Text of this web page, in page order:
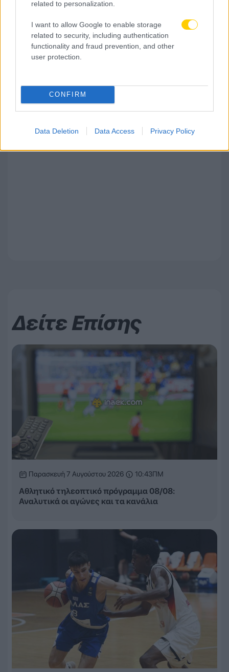
related to personalization.
I want to allow Google to enable storage
related to security, including authentication
functionality and fraud prevention, and other
user protection.
CONFIRM
Data Deletion Data Access Privacy Policy
07.08.2026, 10:06
Παναθηναϊκός: Έτοιμος για ντεμπούτο ο Λιβάι
Δείτε Επίσης
Παρασκευή 7 Αυγούστου 2026 10:43ΠΜ
Αθλητικό τηλεοπτικό πρόγραμμα 08/08:
Αναλυτικά οι αγώνες και τα κανάλια